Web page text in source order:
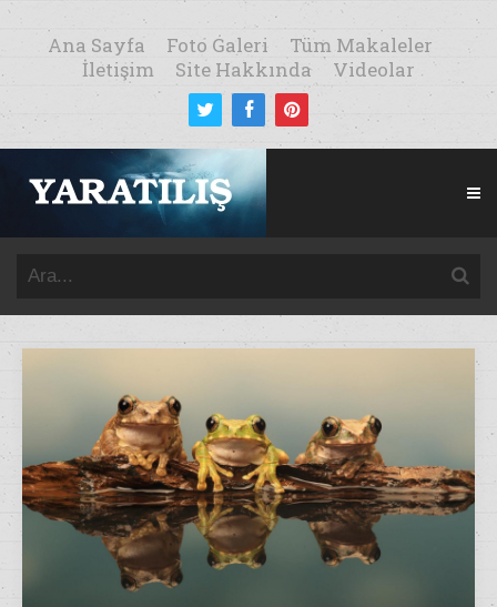
Ana Sayfa Foto Galeri
Tüm Makaleler
İletişim
Site Hakkında Videolar